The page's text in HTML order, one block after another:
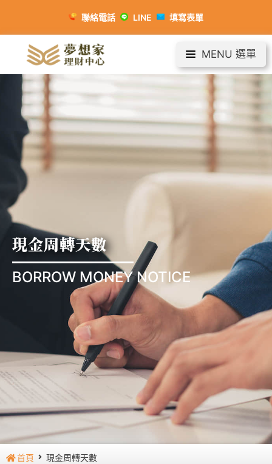
聯絡電話 LINE 填寫表單
MENU 選單
現金周轉天數
BORROW MONEY NOTICE
首頁 現金周轉天數